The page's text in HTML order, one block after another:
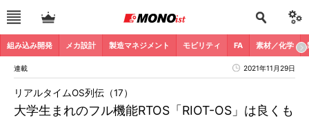
組み込み開発 メカ設計 製造マネジメント モビリティ FA 素材／化学
連載 2021年11月29日
大学生まれのフル機能RTOS「RIOT-OS」は良くも
リアルタイムOS列伝（17）